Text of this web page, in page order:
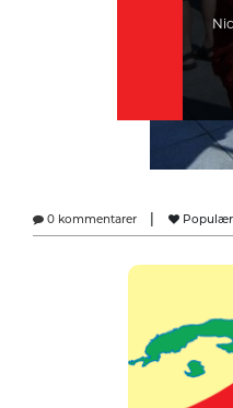
0 kommentarer Populær